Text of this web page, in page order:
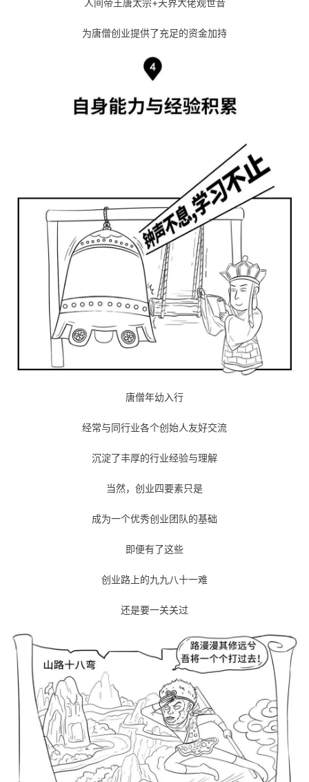
为唐僧创业提供了充足的资金加持
唐僧年幼入行
经常与同行业各个创始人友好交流
沉淀了丰厚的行业经验与理解
当然，创业四要素只是
成为一个优秀创业团队的基础
即便有了这些
创业路上的九九八十一难
还是要一关关过